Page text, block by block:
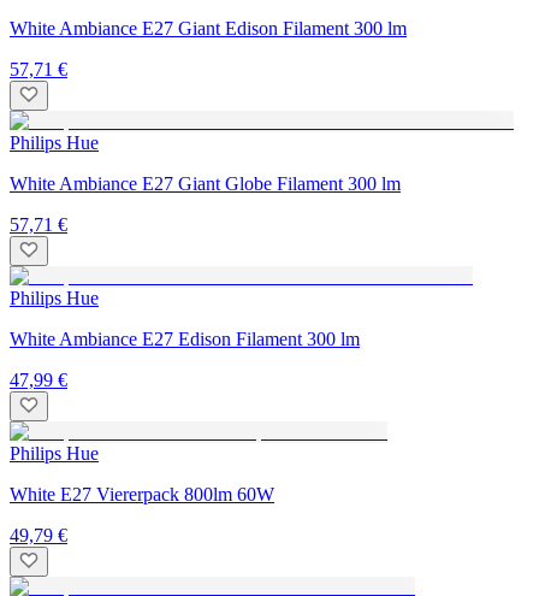
White Ambiance E27 Giant Edison Filament 300 lm
57,71 €
Philips Hue
White Ambiance E27 Giant Globe Filament 300 lm
57,71 €
Philips Hue
White Ambiance E27 Edison Filament 300 lm
47,99 €
Philips Hue
White E27 Viererpack 800lm 60W
49,79 €